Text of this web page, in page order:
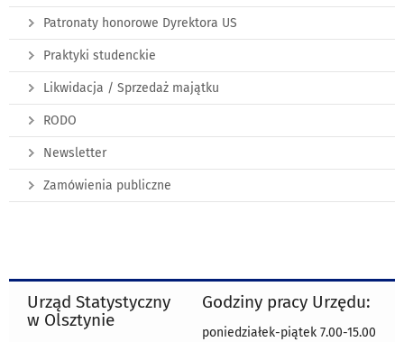
Patronaty honorowe Dyrektora US
Praktyki studenckie
Likwidacja / Sprzedaż majątku
RODO
Newsletter
Zamówienia publiczne
Urząd Statystyczny
w Olsztynie
Godziny pracy Urzędu:
poniedziałek-piątek 7.00-15.00